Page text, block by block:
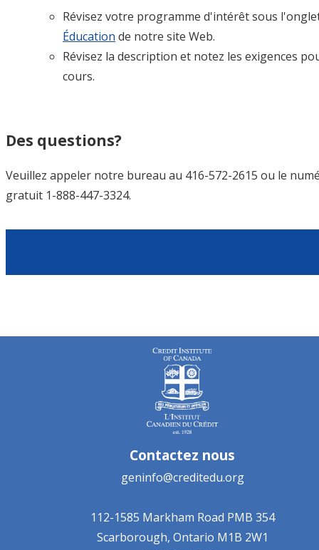
Révisez votre programme d'intérêt sous
Éducation de notre site Web.
Révisez la description et notez les exigences
cours.
Des questions?
Veuillez appeler notre bureau au 416-572-2615 ou le
gratuit 1-888-447-3324.
Contactez nous
geninfo@creditedu.org
112-1585 Markham Road PMB 354
Scarborough, Ontario M1B 2W1